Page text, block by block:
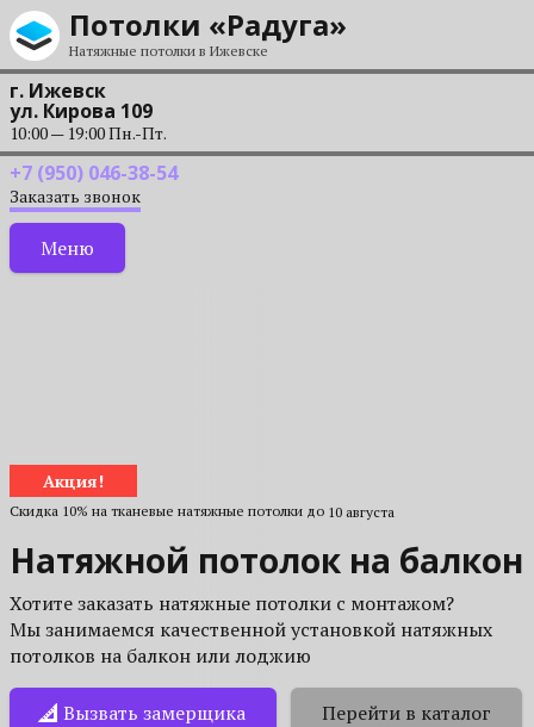
Перейти к содержанию
Потолки «Радуга»
Натяжные потолки в Ижевске
г. Ижевск
ул. Кирова 109
10:00 — 19:00 Пн.-Пт.
+7 (950) 046-38-54
Заказать звонок
Меню
Акция!
Скидка 10% на тканевые натяжные потолки до 10 августа
Натяжной потолок на балкон
Хотите заказать натяжные потолки с монтажом?
Мы занимаемся качественной установкой натяжных
потолков на балкон или лоджию
Вызвать замерщика Перейти в каталог